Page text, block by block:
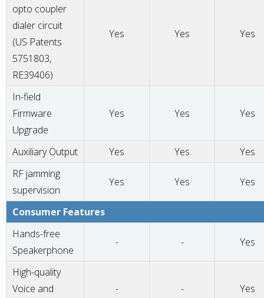
opto coupler
dialer circuit
(US Patents
5751803,
RE39406)
Yes Yes Yes
In-field
Firmware
Upgrade
Yes Yes Yes
Auxiliary Output Yes Yes
Yes
RF jamming
supervision
Yes Yes Yes
Consumer Features
Hands-free
Speakerphone
- - Yes
High-quality
Voice and
- - Yes